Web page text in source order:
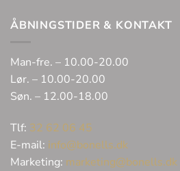
ÅBNINGSTIDER & KONTAKT
Man-fre. – 10.00-20.00
Lør. – 10.00-20.00
Søn. – 12.00-18.00
Tlf: 32 62 06 45
E-mail: info@bonells.dk
Marketing: marketing@bonells.dk